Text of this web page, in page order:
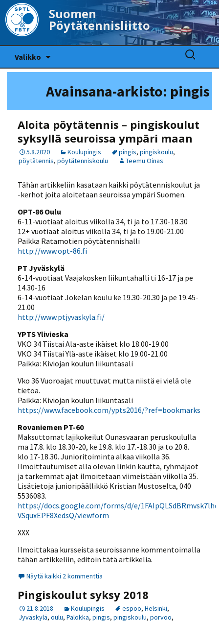
Suomen
Pöytätennisliitto
Valikko
Haku:
Avainsana-arkisto: pingis
Aloita pöytätennis – pingiskoulut
syksyllä seuroissa ympäri maan
5.8.2020 Koulupingis pingis, pingiskoulu,
pöytätennis, pöytätenniskoulu Teemu Oinas
Tähän artikkeliin kasataan kaikki pöytätenniskoulut ja
-kerhot joita aloitetaan seuroissa ympäri Suomen.
OPT-86 Oulu
6-11-vuotiaat aloitus viikolla 34, ti ja to 17.30-18.30
12+ vuotiaat aloitus viikolla 34, ti ja to 19.00-21.00
Paikka Ratamotien pöytätennishalli
http://www.opt-86.fi
PT Jyväskylä
6-14-vuotiaat Vaajakosken liikuntahalli ti 16-17 ja pe
14.30-16
6-14-vuotiaat Jokelan koulu ke 19.30-20.30 ja pe 19.45-
21.00
http://www.ptjyvaskyla.fi/
YPTS Ylivieska
VKO 34 Tiistai Ala-aste ikäiset klo 18.00-19.00
VKO 34 Tiistai Ylä-aste ikäiset klo 19.00-21.00
Paikka: Kiviojan koulun liikuntasali
Vko 36 Vuoroajat muuttuvat mutta niistä ei vielä ole
tietoa.
Paikka: Kiviojan koulun liikuntasali
https://www.facebook.com/ypts2016/?ref=bookmarks
Rovaniemen PT-60
Maksuttomat lajikokeilut Ounasvaaran peruskoululla
ma 17.8. klo 18.30-20, ke 19.8. klo 17.-18.30 ja to 20.8.
klo 17-18.30. Junioritoiminta alkaa viikolla 36.
Ilmoittautumiset alla olevan linkin kautta, ryhmäjaot
ja tarkemmat ajat ilmoitetaan viimeistään viikolla 35.
Lisätietoja junioripäällikkö Kristian Mustoselta, 040
5536083.
https://docs.google.com/forms/d/e/
VSquxEPF8XedsQ/viewform
XXX
Ilmoittakaa kursseista seuroissanne kommentoimalla
tähän artikkeliin, editoin tätä artikkelia.
Näytä kaikki 2 kommenttia
Pingiskoulut syksy 2018
21.8.2018 Koulupingis espoo, Helsinki,
Jyväskylä, oulu, Palokka, pingis, pingiskoulu, porvoo,